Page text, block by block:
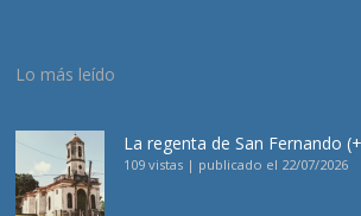
Lo más leído
La regenta de San Fernando
109 vistas | publicado el 22/07/2026